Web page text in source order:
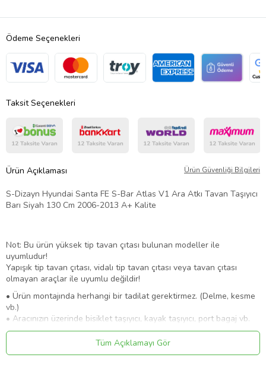
Ödeme Seçenekleri
Taksit Seçenekleri
Ürün Açıklaması Ürün Güvenliği Bilgileri
S-Dizayn Hyundai Santa FE S-Bar Atlas V1 Ara Atkı Tavan Taşıyıcı
Barı Siyah 130 Cm 2006-2013 A+ Kalite
Not: Bu ürün yüksek tip tavan çıtası bulunan modeller ile
uyumludur!
Yapışık tip tavan çıtası, vidalı tip tavan çıtası veya tavan çıtası
olmayan araçlar ile uyumlu değildir!
• Ürün montajında herhangi bir tadilat gerektirmez. (Delme, kesme
vb.)
• Aracınızın üzerinde bisiklet taşıyıcı, kayak taşıyıcı, port bagaj vb.
ürünleri taşımak için kullanılır.
• Yüksek tip tavan çıtaları ile uyumludur.
• A+ Kalite birinci sınıf 6000 serisi aluminyumdan üretilmektedir.
Tüm Açıklamayı Gör